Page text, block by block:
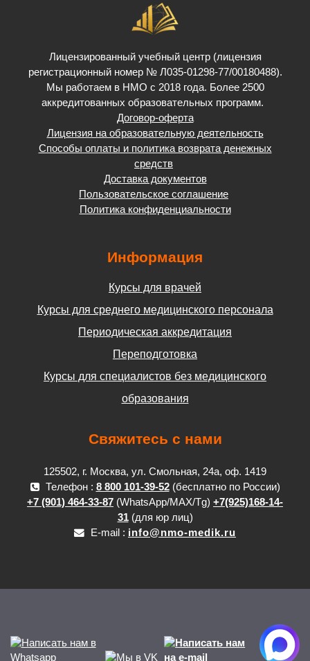
Лицензированный учебный центр (лицензия
регистрационный номер № Л035-01298-77/00180488).
Мы работаем в НМО с 2018 года. Более 2500
аккредитованных образовательных программ.
Договор-оферта
Лицензия на образовательную деятельность
Способы оплаты и политика возврата денежных
средств
Доставка документов
Пользовательское соглашение
Политика конфиденциальности
Информация
Курсы для врачей
Курсы для среднего медицинского персонала
Периодическая аккредитация
Переподготовка
Курсы для специалистов без медицинского
образования
Свяжитесь с нами
125502, г. Москва, ул. Смольная, 24а, оф. 1419
Телефон : 8 800 101-39-52(бесплатно по России)
+7 (901) 464-33-87 (WhatsApp/MAX/Tg) +7(925)168-14-
31(для юр лиц)
E-mail : info@nmo-medik.ru